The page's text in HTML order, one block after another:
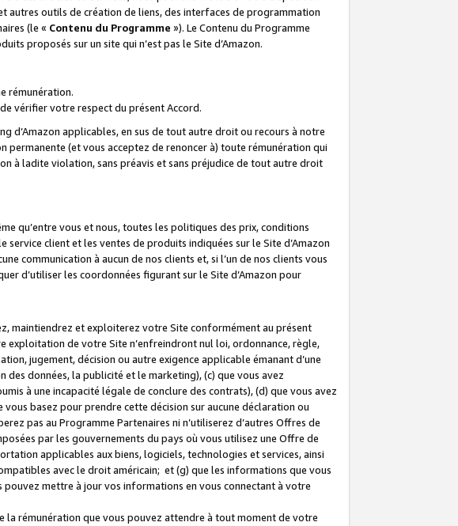
autres outils de création de liens, des interfaces de programmation
(le « Contenu du Programme »). Le Contenu du Programme
proposés sur un site qui n’est pas le Site d’Amazon.
rémunération.
vérifier votre respect du présent Accord.
d’Amazon applicables, en sus de tout autre droit ou recours à notre
(et vous acceptez de renoncer à) toute rémunération qui
à ladite violation, sans préavis et sans préjudice de tout autre droit
qu’entre vous et nous, toutes les politiques des prix, conditions
client et les ventes de produits indiquées sur le Site d’Amazon
communication à aucun de nos clients et, si l’un de nos clients vous
d’utiliser les coordonnées figurant sur le Site d’Amazon pour
maintiendrez et exploiterez votre Site conformément au présent
exploitation de votre Site n’enfreindront nul loi, ordonnance, règle,
jugement, décision ou autre exigence applicable émanant d’une
données, la publicité et le marketing), (c) que vous avez
à une incapacité légale de conclure des contrats), (d) que vous avez
basez pour prendre cette décision sur aucune déclaration ou
pas au Programme Partenaires ni n’utiliserez d’autres Offres de
par les gouvernements du pays où vous utilisez une Offre de
applicables aux biens, logiciels, technologies et services, ainsi
avec le droit américain; et (g) que les informations que vous
mettre à jour vos informations en vous connectant à votre
la rémunération que vous pouvez attendre à tout moment de votre